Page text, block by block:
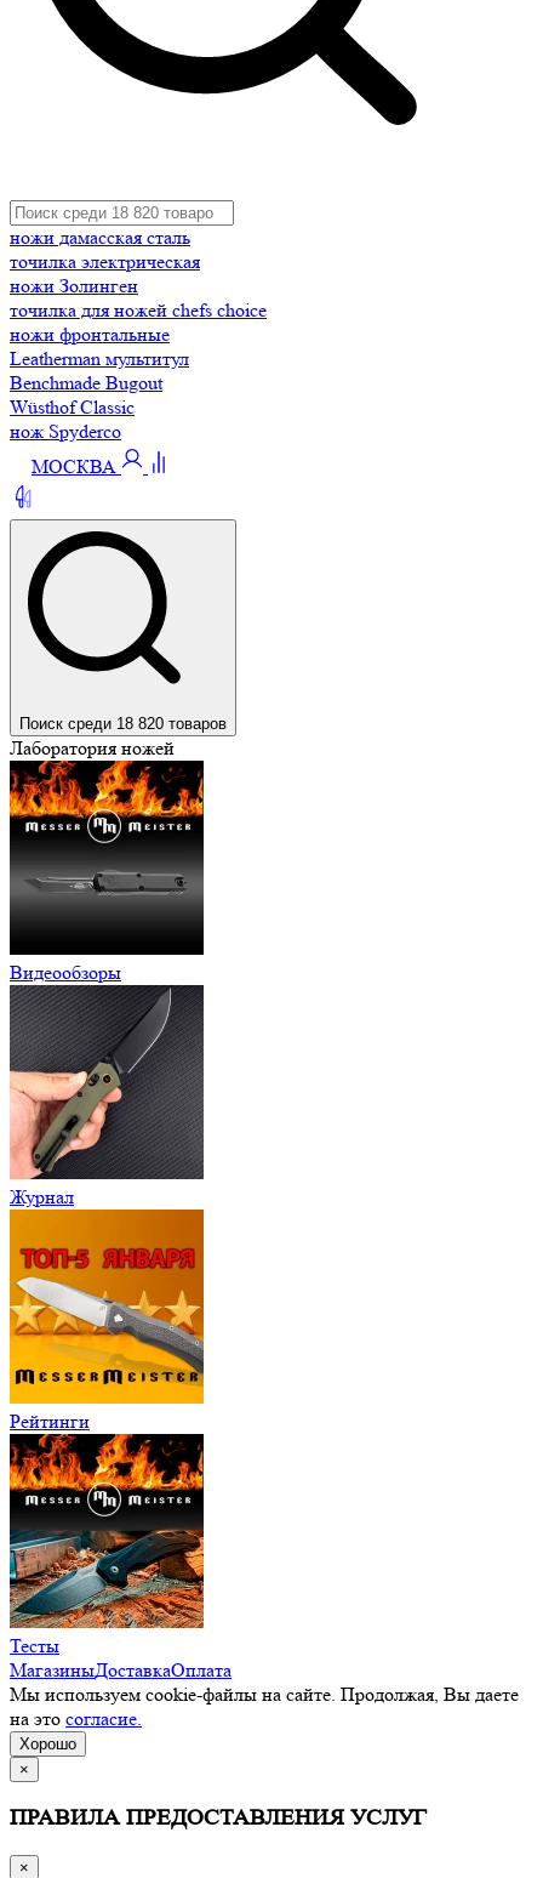
ножи дамасская сталь
точилка электрическая
ножи Золинген
точилка для ножей chefs choice
ножи фронтальные
Leatherman мультитул
Benchmade Bugout
Wüsthof Classic
нож Spyderco
МОСКВА
Поиск среди 18 820 товаров
Лаборатория ножей
Видеообзоры
Журнал
Рейтинги
Тесты
МагазиныДоставкаОплата
Мы используем cookie-файлы на сайте. Продолжая, Вы даете
на это согласие.
Хорошо
×
ПРАВИЛА ПРЕДОСТАВЛЕНИЯ УСЛУГ
×